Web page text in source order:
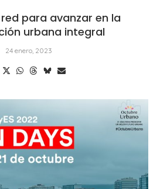
para avanzar en la
urbana integral
24 enero, 2023